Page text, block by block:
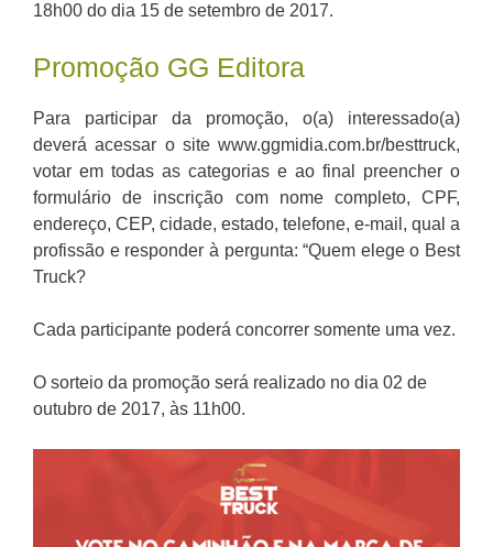
18h00 do dia 15 de setembro de 2017.
Promoção GG Editora
Para participar da promoção, o(a) interessado(a)
deverá acessar o site www.ggmidia.com.br/besttruck,
votar em todas as categorias e ao final preencher o
formulário de inscrição com nome completo, CPF,
endereço, CEP, cidade, estado, telefone, e-mail, qual a
profissão e responder à pergunta: “Quem elege o Best
Truck?
Cada participante poderá concorrer somente uma vez.
O sorteio da promoção será realizado no dia 02 de
outubro de 2017, às 11h00.